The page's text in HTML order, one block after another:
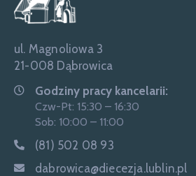
ul. Magnoliowa 3
21-008 Dąbrowica
Godziny pracy kancelarii:
Czw-Pt: 15:30 – 16:30
Sob: 10:00 – 11:00
(81) 502 08 93
dabrowica@diecezja.lublin.pl